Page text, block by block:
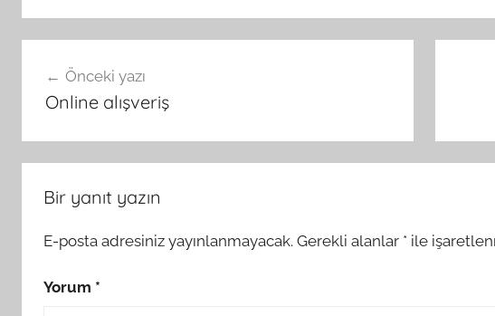
gezinmesi
Önceki yazı
Online alışveriş
Bir yanıt yazın
E-posta adresiniz yayınlanmayacak. Gerekli alanlar * ile
Yorum *